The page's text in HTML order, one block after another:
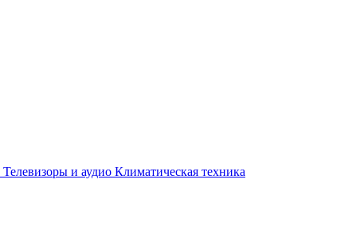
Телевизоры и аудио Климатическая техника